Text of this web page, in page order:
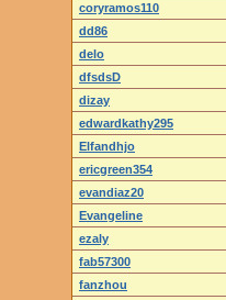
coryramos110
dd86
delo
dfsdsD
dizay
edwardkathy295
Elfandhjo
ericgreen354
evandiaz20
Evangeline
ezaly
fab57300
fanzhou